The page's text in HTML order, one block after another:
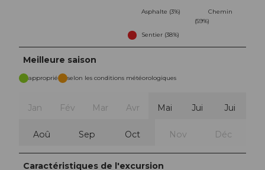
Asphalte (3%)
Chemin
(59%)
Sentier (38%)
Meilleure saison
approprié selon les conditions météorologiques
Jan Fév Mar Avr Mai Jui Jui
Aoû Sep Oct Nov Déc
Caractéristiques de l'excursion